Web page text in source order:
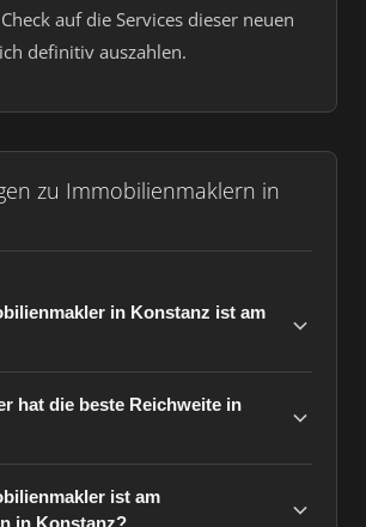
auf die Services dieser neuen
definitiv auszahlen.
zu Immobilienmaklern in
in Konstanz ist am
hat die beste Reichweite in
ist am
in Konstanz?